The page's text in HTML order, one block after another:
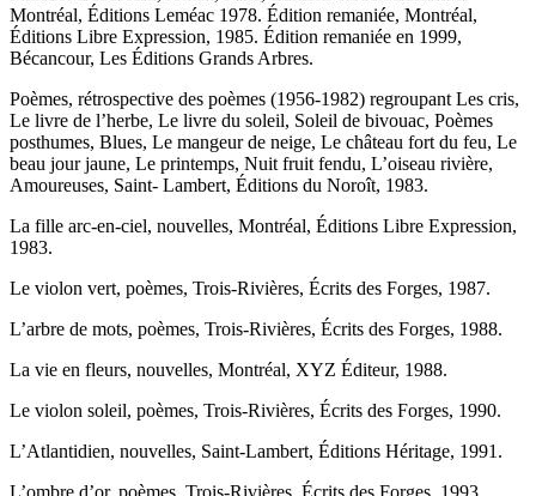
Montréal, Éditions Leméac 1978. Édition remaniée, Montréal,
Éditions Libre Expression, 1985. Édition remaniée en 1999,
Bécancour, Les Éditions Grands Arbres.
Poèmes, rétrospective des poèmes (1956-1982) regroupant Les cris,
Le livre de l’herbe, Le livre du soleil, Soleil de bivouac, Poèmes
posthumes, Blues, Le mangeur de neige, Le château fort du feu, Le
beau jour jaune, Le printemps, Nuit fruit fendu, L’oiseau rivière,
Amoureuses, Saint- Lambert, Éditions du Noroît, 1983.
La fille arc-en-ciel, nouvelles, Montréal, Éditions Libre Expression,
1983.
Le violon vert, poèmes, Trois-Rivières, Écrits des Forges, 1987.
L’arbre de mots, poèmes, Trois-Rivières, Écrits des Forges, 1988.
La vie en fleurs, nouvelles, Montréal, XYZ Éditeur, 1988.
Le violon soleil, poèmes, Trois-Rivières, Écrits des Forges, 1990.
L’Atlantidien, nouvelles, Saint-Lambert, Éditions Héritage, 1991.
L’ombre d’or, poèmes, Trois-Rivières, Écrits des Forges, 1993.